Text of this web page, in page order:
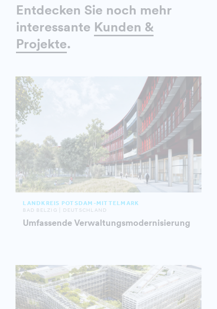
Entdecken Sie noch mehr
interessante Kunden &
Projekte.
LANDKREIS POTSDAM-MITTELMARK
BAD BELZIG | DEUTSCHLAND
Umfassende Verwaltungsmodernisierung